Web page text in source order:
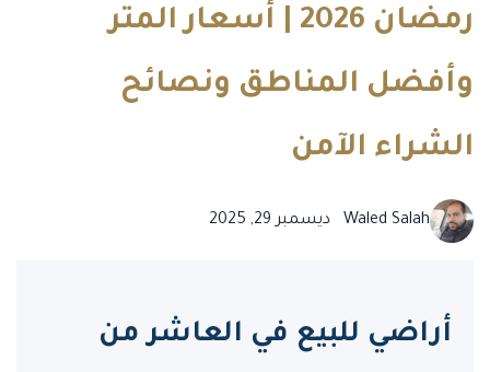
رمضان 2026 | أسعار المتر
وأفضل المناطق ونصائح
الشراء الآمن
Waled Salah ديسمبر 29, 2025
أراضي للبيع في العاشر من